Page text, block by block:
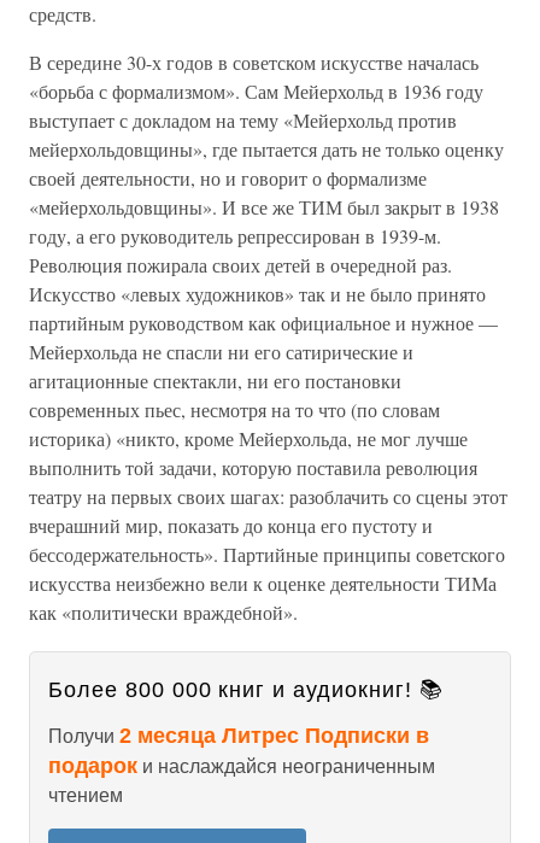
средств.
В середине 30-х годов в советском искусстве началась
«борьба с формализмом». Сам Мейерхольд в 1936 году
выступает с докладом на тему «Мейерхольд против
мейерхольдовщины», где пытается дать не только оценку
своей деятельности, но и говорит о формализме
«мейерхольдовщины». И все же ТИМ был закрыт в 1938
году, а его руководитель репрессирован в 1939-м.
Революция пожирала своих детей в очередной раз.
Искусство «левых художников» так и не было принято
партийным руководством как официальное и нужное —
Мейерхольда не спасли ни его сатирические и
агитационные спектакли, ни его постановки
современных пьес, несмотря на то что (по словам
историка) «никто, кроме Мейерхольда, не мог лучше
выполнить той задачи, которую поставила революция
театру на первых своих шагах: разоблачить со сцены этот
вчерашний мир, показать до конца его пустоту и
бессодержательность». Партийные принципы советского
искусства неизбежно вели к оценке деятельности ТИМа
как «политически враждебной».
Более 800 000 книг и аудиокниг! 📚
Получи 2 месяца Литрес Подписки в
подарок и наслаждайся неограниченным
чтением